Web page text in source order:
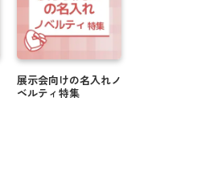
展示会向けの名入れノ
ベルティ特集